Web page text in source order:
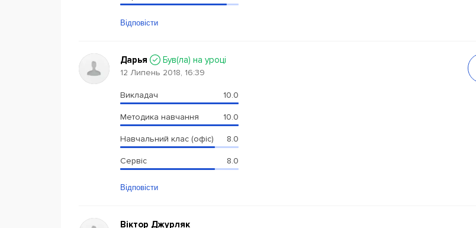
Відповісти
Дарья Був(ла) на уроці
12 Липень 2018, 16:39
Викладач 10.0
Методика навчання 10.0
Навчальний клас (офіс) 8.0
Сервіс 8.0
Відповісти
Віктор Джурляк